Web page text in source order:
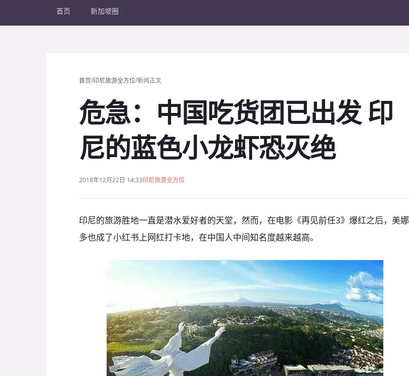
首页 新加坡圈
首页/印尼旅游全方位/新闻正文
危急：中国吃货团已出发 印
尼的蓝色小龙虾恐灭绝
2018年12月22日 14:33印尼旅游全方位
印尼的旅游胜地一直是潜水爱好者的天堂，然而，在电影《再见前任3》爆红之后，美娜
多也成了小红书上网红打卡地，在中国人中间知名度越来越高。